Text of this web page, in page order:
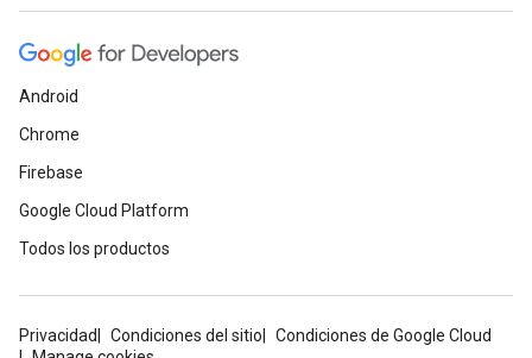
Android
Chrome
Firebase
Google Cloud Platform
Todos los productos
Privacidad Condiciones del sitio
Condiciones de Google Cloud